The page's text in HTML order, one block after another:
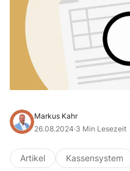
Markus Kahr
26.08.2024·3 Min Lesezeit
Artikel Kassensystem